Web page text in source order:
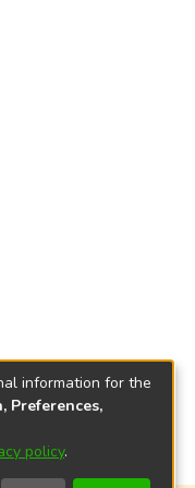
information for the
Preferences,
policy.